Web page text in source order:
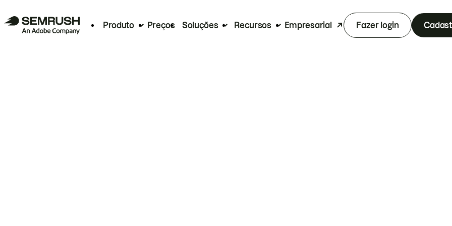
Produto Preços Soluções Recursos Empresarial Fazer login